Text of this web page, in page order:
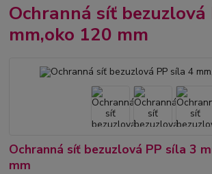
Ochranná síť bezuzlová
mm,oko 120 mm
Ochranná síť bezuzlová PP síla 3
mm